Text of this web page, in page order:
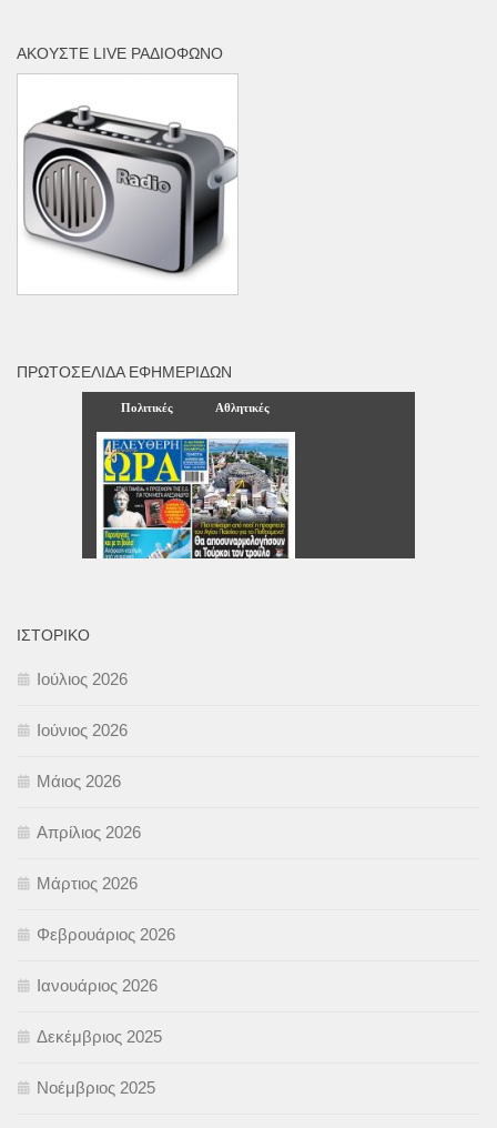
ΑΚΟΎΣΤΕ LIVE ΡΑΔΙΌΦΩΝΟ
ΠΡΩΤΟΣΈΛΙΔΑ ΕΦΗΜΕΡΊΔΩΝ
ΙΣΤΟΡΙΚΌ
Ιούλιος 2026
Ιούνιος 2026
Μάιος 2026
Απρίλιος 2026
Μάρτιος 2026
Φεβρουάριος 2026
Ιανουάριος 2026
Δεκέμβριος 2025
Νοέμβριος 2025